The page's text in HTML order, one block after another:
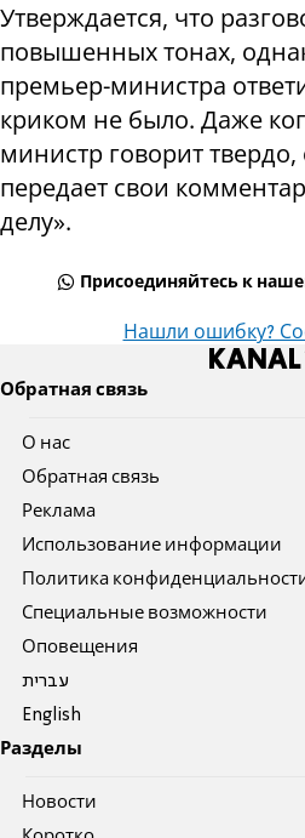
Утверждается, что
повышенных тонах,
премьер-министра
криком не было. Даже
министр говорит
передает свои
делу».
Присоединяйтесь к
Нашли ошибку?
Обратная связь
О нас
Обратная связь
Реклама
Использование информации
Политика
Специальные возможности
Оповещения
עברית
English
Разделы
Новости